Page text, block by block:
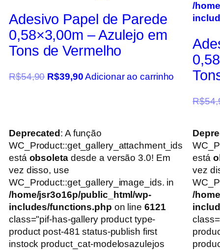
Adesivo Papel de Parede
0,58×3,00m – Azulejo em
Tons de Vermelho
R$54,90 R$39,90 Adicionar ao carrinho
/
R$
Deprecated: A função
WC_Product::get_gallery_attachment_ids
está obsoletadesde a versão 3.0! Em
vez disso, use
WC_Product::get_gallery_image_ids. in
/home/jsr3o16p/public_html/wp-
includes/functions.php on line 6121
class="pif-has-gallery product type-
product post-481 status-publish first
instock product_cat-modelosazulejos
está
vez
/